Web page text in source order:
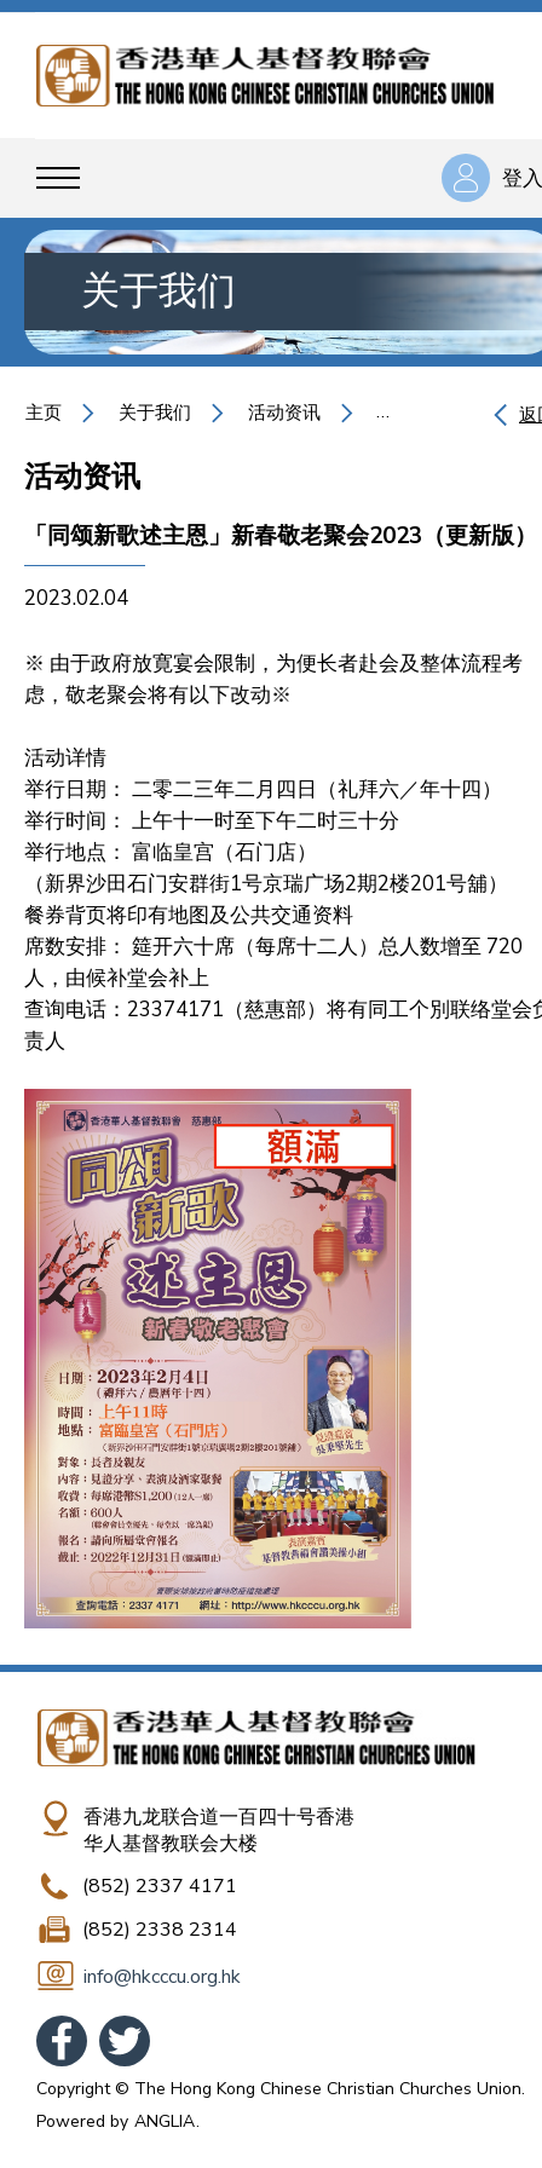
登入
关于我们
主页 关于我们 活动资讯 「同颂新歌述主恩返
活动资讯
「同颂新歌述主恩」新春敬老聚会2023（更新版）
2023.02.04
※ 由于政府放寛宴会限制，为便长者赴会及整体流程考
虑，敬老聚会将有以下改动※
活动详情
举行日期： 二零二三年二月四日（礼拜六／年十四）
举行时间： 上午十一时至下午二时三十分
举行地点： 富临皇宫（石门店）
（新界沙田石门安群街1号京瑞广场2期2楼201号舖）
餐券背页将印有地图及公共交通资料
席数安排： 筵开六十席（每席十二人）总人数增至 720
人，由候补堂会补上
查询电话：23374171（慈惠部）将有同工个別联络堂会
责人
香港九龙联合道一百四十号香港
华人基督教联会大楼
(852) 2337 4171
(852) 2338 2314
info@hkcccu.org.hk
Copyright © The Hong Kong Chinese Christian Churches Union.
Powered by ANGLIA.